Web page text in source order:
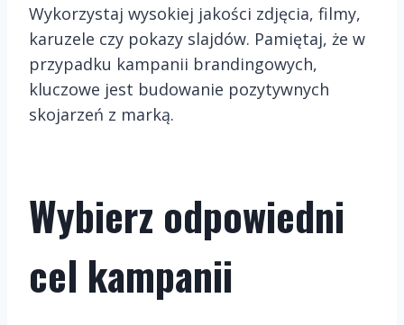
Wykorzystaj wysokiej jakości zdjęcia, filmy,
karuzele czy pokazy slajdów. Pamiętaj, że w
przypadku kampanii brandingowych,
kluczowe jest budowanie pozytywnych
skojarzeń z marką.
Wybierz odpowiedni
cel kampanii